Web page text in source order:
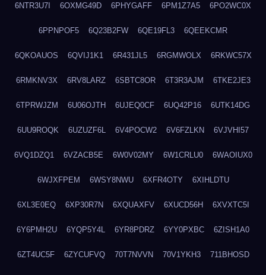
6NTR3U7I 6OXMG49D 6PHYGAFF 6PM1Z7A5 6PO2WC0X
6PPNPOF5 6Q23B2FW 6QE19FL3 6QEEKCMR
6QKOAUOS 6QVIJ1K1 6R431JL5 6RGMWOLX 6RKWC57X
6RMKNV3X 6RV8LARZ 6SBTC8OR 6T3R3AJM 6TKE2JE3
6TPRWJZM 6U06OJTH 6UJEQ0CF 6UQ42P16 6UTK14DG
6UU9ROQK 6UZUZF6L 6V4POCW2 6V6FZLKN 6VJVHI57
6VQ1DZQ1 6VZACB5E 6W0V02MY 6W1CRLU0 6WAOIUX0
6WJXFPEM 6WSY8NWU 6XFR4OTY 6XIHLDTU
6XL3E0EQ 6XP30R7N 6XQUAXFV 6XUCD56H 6XVXTC5I
6Y6PMH2U 6YQP5Y4L 6YR8PDRZ 6YY0PXBC 6ZISH1A0
6ZT4UC5F 6ZYCUFVQ 70T7NVVN 70V1YKH3 711BHOSD